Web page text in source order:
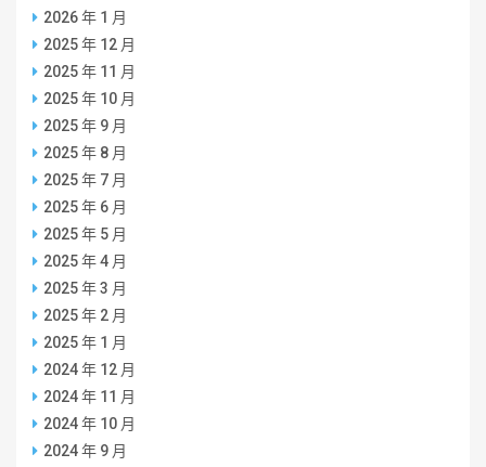
2026 年 1 月
2025 年 12 月
2025 年 11 月
2025 年 10 月
2025 年 9 月
2025 年 8 月
2025 年 7 月
2025 年 6 月
2025 年 5 月
2025 年 4 月
2025 年 3 月
2025 年 2 月
2025 年 1 月
2024 年 12 月
2024 年 11 月
2024 年 10 月
2024 年 9 月